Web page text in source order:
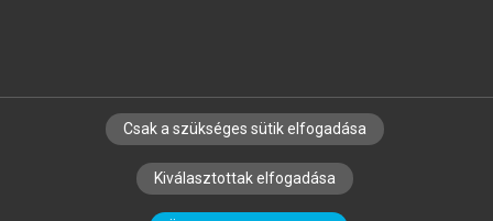
SZERZŐKNEK CÉGEKNEK KÖNYVTÁROSOKNAK
SZERKESZTÉSI ÉS LEKTORÁLÁSI ALAPELVEK
Csak a szükséges sütik elfogadása
Kiválasztottak elfogadása